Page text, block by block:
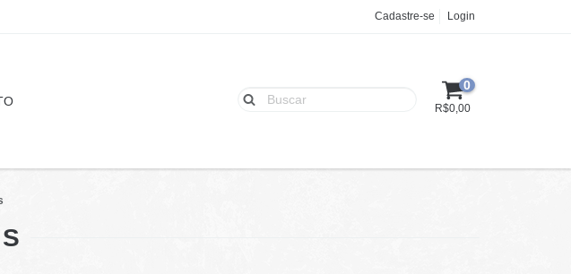
Cadastre-se Login
0
R$0,00